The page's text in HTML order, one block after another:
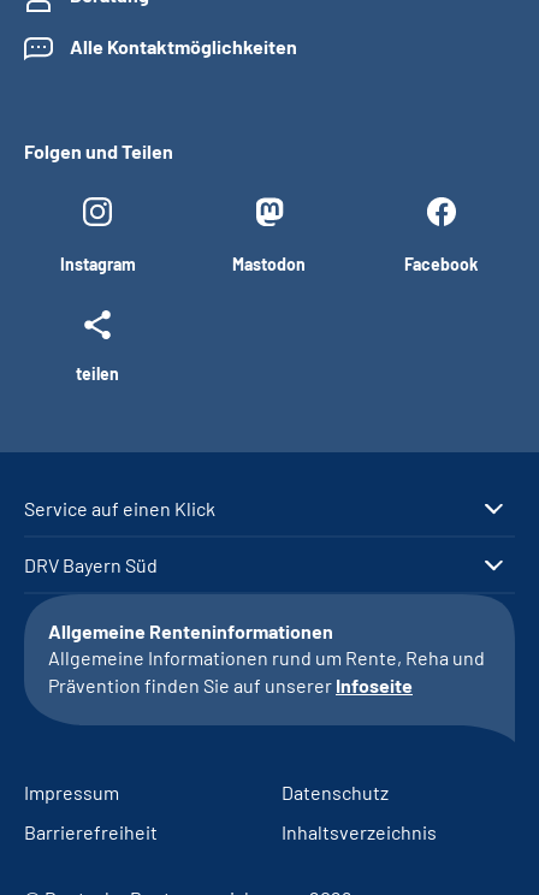
Alle Kontaktmöglichkeiten
Folgen und Teilen
Instagram Mastodon Facebook
teilen
Service auf einen Klick
DRV Bayern Süd
Allgemeine Renteninformationen
Allgemeine Informationen rund um Rente, Reha und
Prävention finden Sie auf unserer Infoseite
Impressum
Datenschutz
Barrierefreiheit
Inhaltsverzeichnis